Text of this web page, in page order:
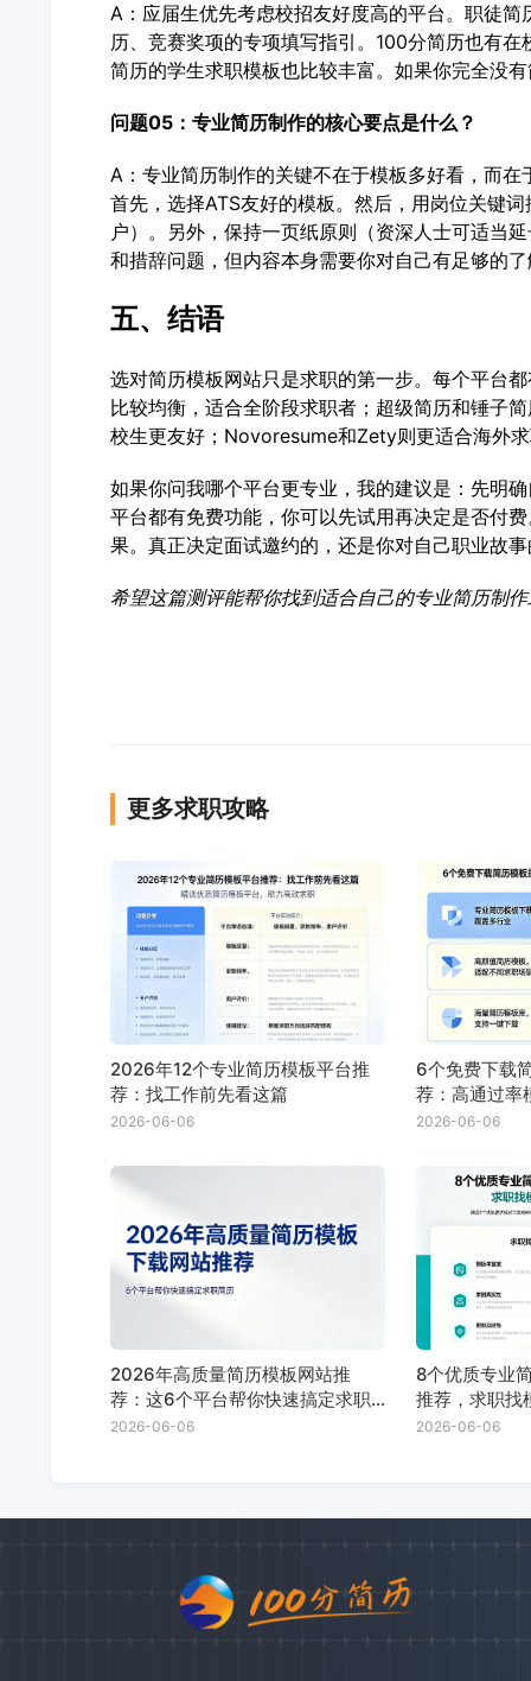
A：应届生优先考虑校招友好度高的平台。职徒
历、竞赛奖项的专项填写指引。100分简历也有
简历的学生求职模板也比较丰富。如果你完全没
问题05：专业简历制作的核心要点是什么？
A：专业简历制作的关键不在于模板多好看，而
首先，选择ATS友好的模板。然后，用岗位关键
户）。另外，保持一页纸原则（资深人士可适当
和措辞问题，但内容本身需要你对自己有足够的
五、结语
选对简历模板网站只是求职的第一步。每个平台
比较均衡，适合全阶段求职者；超级简历和锤子
校生更友好；Novoresume和Zety则更适合海外
如果你问我哪个平台更专业，我的建议是：先明
平台都有免费功能，你可以先试用再决定是否付
果。真正决定面试邀约的，还是你对自己职业故
希望这篇测评能帮你找到适合自己的专业简历制
更多求职攻略
2026年12个专业简历模板平台推
荐：找工作前先看这篇
2026-06-06
6个免费下载
荐：高通过率
2026-06-06
2026年高质量简历模板网站推
荐：这6个平台帮你快速搞定求职
简历
2026-06-06
8个优质专业
推荐，求职找
2026-06-06